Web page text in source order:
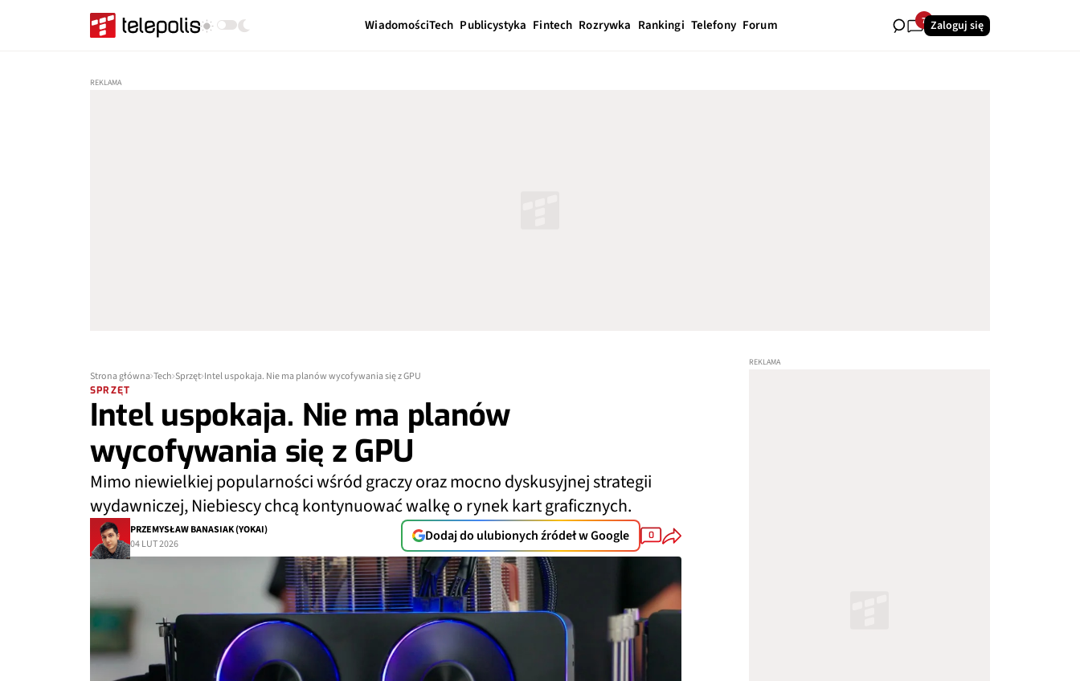
WiadomościTech Publicystyka Fintech Rozrywka Rankingi Telefony Forum 7 Zaloguj się
Strona główna Tech Sprzęt Intel uspokaja. Nie ma planów wycofywania się z GPU
SPRZĘT
Intel uspokaja. Nie ma planów
wycofywania się z GPU
Mimo niewielkiej popularności wśród graczy oraz mocno dyskusyjnej strategii
wydawniczej, Niebiescy chcą kontynuować walkę o rynek kart graficznych.
PRZEMYSŁAW BANASIAK (YOKAI)
04 LUT 2026
Dodaj do ulubionych źródeł w Google 0